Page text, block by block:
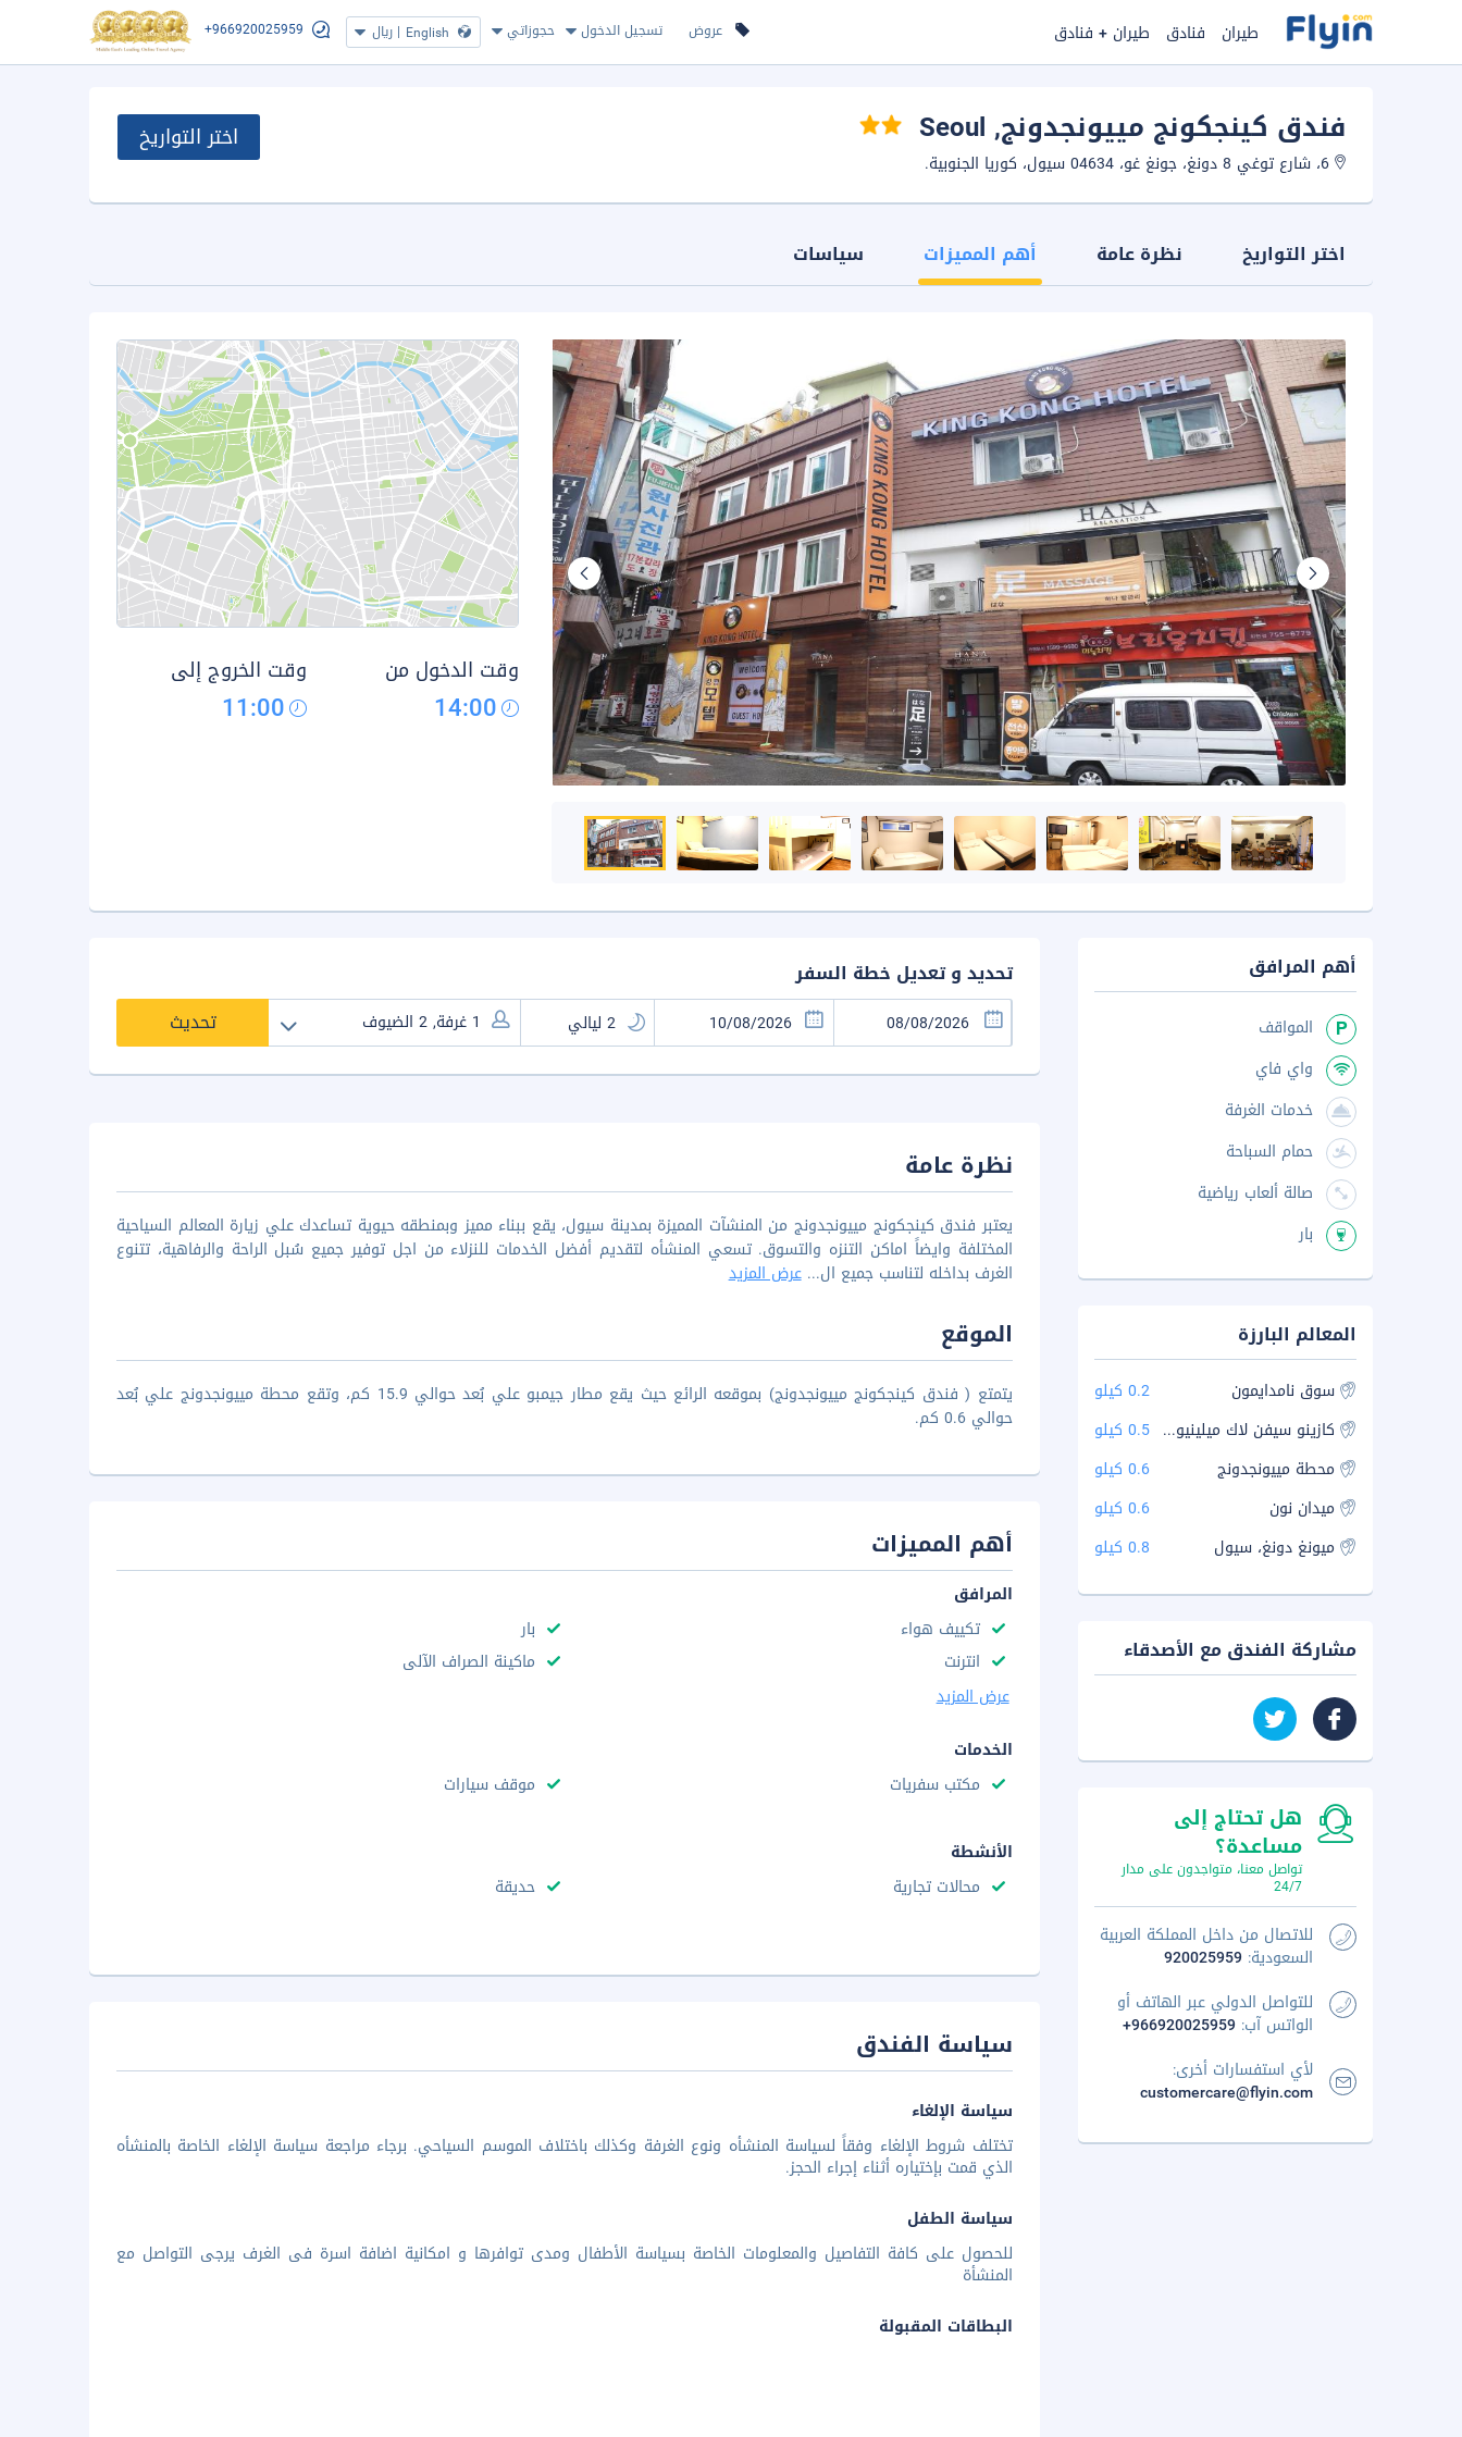
عروض تسجيل الدخول حجوزاتي English
| ريال +966920025959 طيران فنادق طيران + فنادق
فندق كينجكونج مييونجدونج, Seoul اختر التواريخ
اختر التواريخ نظرة عامة أهم المميزات سياسات
وقت الدخول من
14:00
وقت الخروج إلى
11:00
تحديد و تعديل خطة السفر
تحديث
نظرة عامة
يعتبر فندق كينجكونج مييونجدونج من المنشآت المميزة بمدينة سيول، يقع ببناء مميز وبمنطقه حيوية تساعدك علي زيارة المعالم السياحية
المختلفة وايضاً اماكن التنزه والتسوق. تسعي المنشأه لتقديم أفضل الخدمات للنزلاء من اجل توفير جميع سُبل الراحة والرفاهية، تتنوع
الغرف بداخله لتناسب جميع ال...عرض المزيد
الموقع
يتمتع ( فندق كينجكونج مييونجدونج) بموقعه الرائع حيث يقع مطار جيمبو علي بُعد حوالي 15.9 كم، وتقع محطة مييونجدونج علي بُعد
حوالي 0.6 كم.
أهم المميزات
المرافق
تكييف هواء
بار
انترنت
ماكينة الصراف الآلى
عرض المزيد
الخدمات
مكتب سفريات
موقف سيارات
الأنشطة
محالات تجارية
حديقة
سياسة الفندق
سياسة الإلغاء
تختلف شروط الإلغاء وفقاً لسياسة المنشأه ونوع الغرفة وكذلك باختلاف الموسم السياحي. برجاء مراجعة سياسة الإلغاء الخاصة بالمنشأه
الذي قمت بإختياره أثناء إجراء الحجز.
سياسة الطفل
للحصول على كافة التفاصيل والمعلومات الخاصة بسياسة الأطفال ومدى توافرها و امكانية اضافة اسرة فى الغرف يرجى التواصل مع
المنشأة
البطاقات المقبولة
أهم المرافق
المواقف
واي فاي
خدمات الغرفة
حمام السباحة
صالة ألعاب رياضية
بار
المعالم البارزة
سوق نامدايمون
0.2 كيلو
كازينو سيفن لاك ميلينيوم سيول هيلتون برانش 0.5 كيلو
محطة مييونجدونج
0.6 كيلو
ميدان نون
0.6 كيلو
ميونغ دونغ، سيول
0.8 كيلو
مشاركة الفندق مع الأصدقاء
هل تحتاج إلى
مساعدة؟
تواصل معنا، متواجدون على مدار
24/7
للاتصال من داخل المملكة العربية
السعودية: 920025959
للتواصل الدولي عبر الهاتف أو
الواتس آب: +966920025959
لأي استفسارات أخرى:
customercare@flyin.com